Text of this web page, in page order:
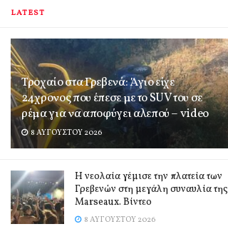
LATEST
Τροχαίο στα Γρεβενά: Άγιο είχε
24χρονος που έπεσε με το SUV του σε
ρέμα για να αποφύγει αλεπού – video
8 ΑΥΓΟΎΣΤΟΥ 2026
Η νεολαία γέμισε την πλατεία των
Γρεβενών στη μεγάλη συναυλία της
Marseaux. Βίντεο
8 ΑΥΓΟΎΣΤΟΥ 2026